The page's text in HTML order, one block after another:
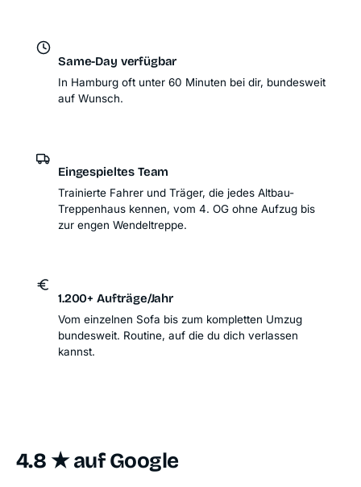
Same-Day verfügbar
In Hamburg oft unter 60 Minuten bei dir, bundesweit
auf Wunsch.
Eingespieltes Team
Trainierte Fahrer und Träger, die jedes Altbau-
Treppenhaus kennen, vom 4. OG ohne Aufzug bis
zur engen Wendeltreppe.
1.200+ Aufträge/Jahr
Vom einzelnen Sofa bis zum kompletten Umzug
bundesweit. Routine, auf die du dich verlassen
kannst.
4.8 ★ auf Google